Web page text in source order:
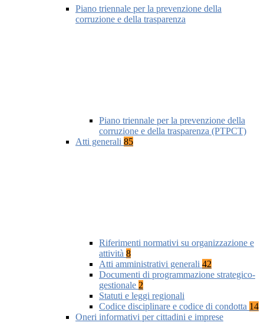
Piano triennale per la prevenzione della
corruzione e della trasparenza
Piano triennale per la prevenzione della
corruzione e della trasparenza (PTPCT)
Atti generali 85
Riferimenti normativi su organizzazione e
attività 8
Atti amministrativi generali 42
Documenti di programmazione strategico-
gestionale 2
Statuti e leggi regionali
Codice disciplinare e codice di condotta 14
Oneri informativi per cittadini e imprese